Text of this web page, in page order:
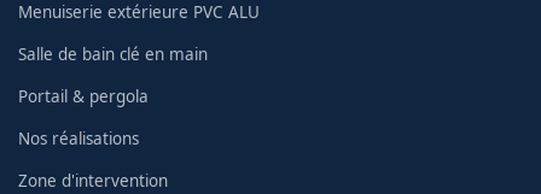
Menuiserie extérieure PVC ALU
Salle de bain clé en main
Portail & pergola
Nos réalisations
Zone d'intervention